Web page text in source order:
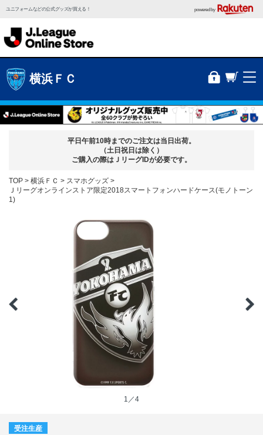
ユニフォームなどの公式グッズが買える！ powered by
横浜ＦＣ
平日午前10時までのご注文は当日出荷。
（土日祝日は除く）
ご購入の際はＪリーグIDが必要です。
TOP 横浜ＦＣ
スマホグッズ
Ｊリーグオンラインストア限定2018スマートフォンハードケース(モノトーン
1)
1／4
受注生産